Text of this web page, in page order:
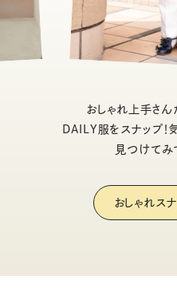
おしゃれ上手さん
DAILY服をスナップ！
見つけてみ
おしゃれス